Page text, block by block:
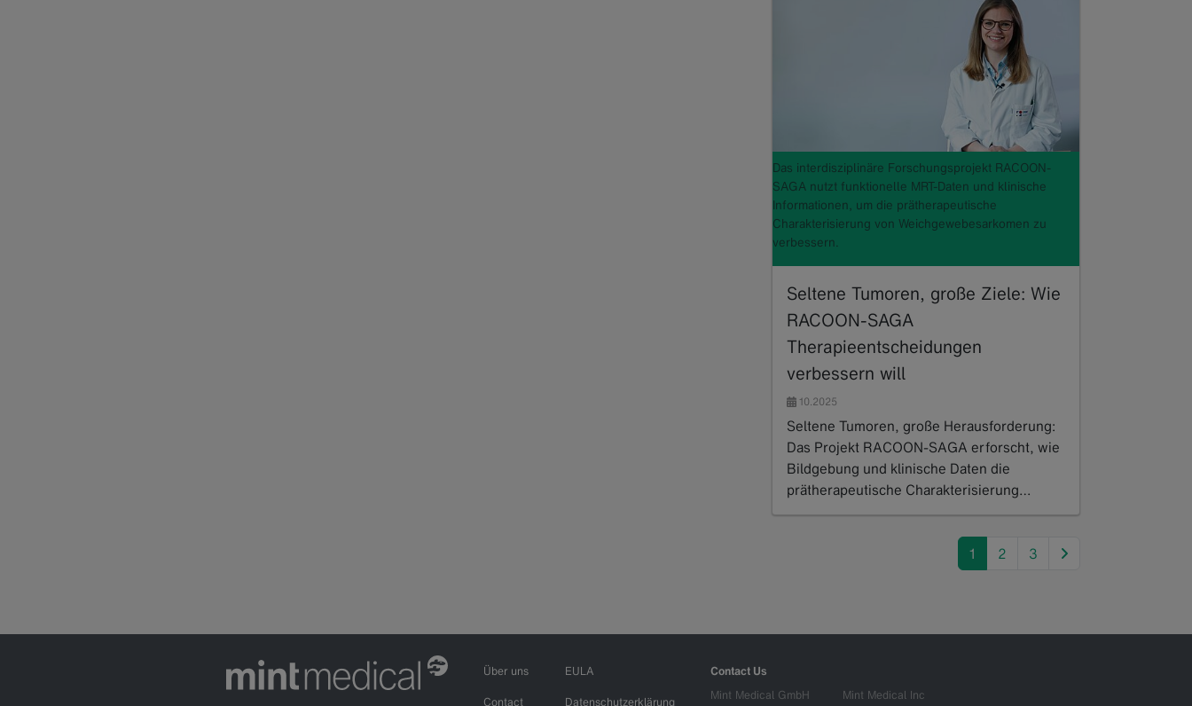
Das interdisziplinäre Forschungsprojekt RACOON-
SAGA nutzt funktionelle MRT-Daten und klinische
Informationen, um die prätherapeutische
Charakterisierung von Weichgewebesarkomen zu
verbessern.
Seltene Tumoren, große Ziele: Wie
RACOON-SAGA
Therapieentscheidungen
verbessern will
10.2025
Seltene Tumoren, große Herausforderung:
Das Projekt RACOON-SAGA erforscht, wie
Bildgebung und klinische Daten die
prätherapeutische Charakterisierung…
1 2 3
Über uns
Contact
EULA
Datenschutzerklärung
Contact Us
Mint Medical GmbH
Mint Medical Inc